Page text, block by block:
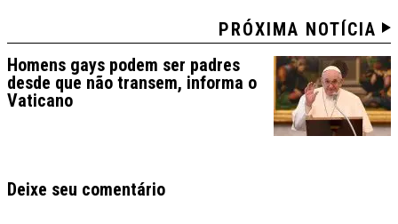
PRÓXIMA NOTÍCIA
Homens gays podem ser padres
desde que não transem, informa o
Vaticano
Deixe seu comentário